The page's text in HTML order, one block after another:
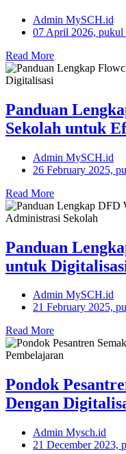
Admin MySCH.id
07 April 2026, pukul
Read More
Panduan
Sekolah untuk
Admin MySCH.id
26 February 2025,
Read More
Panduan
untuk
Admin MySCH.id
21 February 2025,
Read More
Pondok
Dengan
Admin Mysch.id
21 December 2023,